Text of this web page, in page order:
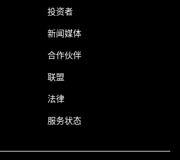
投资者
新闻媒体
合作伙伴
联盟
法律
服务状态